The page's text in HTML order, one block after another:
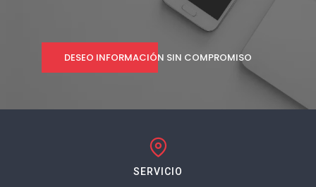
DESEO INFORMACIÓN SIN COMPROMISO
SERVICIO